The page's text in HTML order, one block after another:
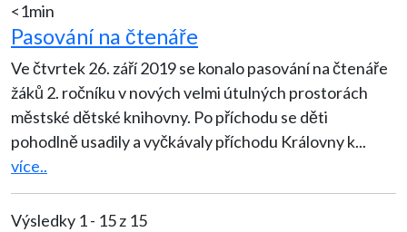
<1min
Pasování na čtenáře
Ve čtvrtek 26. září 2019 se konalo pasování na čtenáře
žáků 2. ročníku v nových velmi útulných prostorách
městské dětské knihovny. Po příchodu se děti
pohodlně usadily a vyčkávaly příchodu Královny k...
více..
Výsledky 1 - 15 z 15